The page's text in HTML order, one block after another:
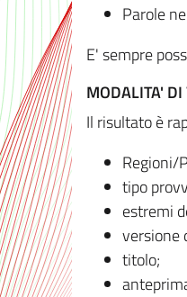
Parole
E' sempre
MODALITA'
Il risultato è
Regioni/
tipo
estremi
versione
titolo;